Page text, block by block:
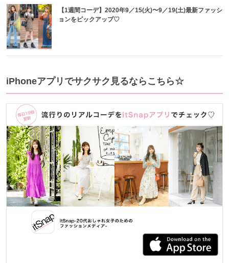
【1週間コーデ】2020年9／15(火)〜9／19(土)最新ファッシ
ョンをピックアップ♡
iPhoneアプリでサクサク見るならこちら☆